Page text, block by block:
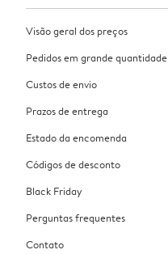
Visão geral dos preços
Pedidos em grande quantidade
Custos de envio
Prazos de entrega
Estado da encomenda
Códigos de desconto
Black Friday
Perguntas frequentes
Contato